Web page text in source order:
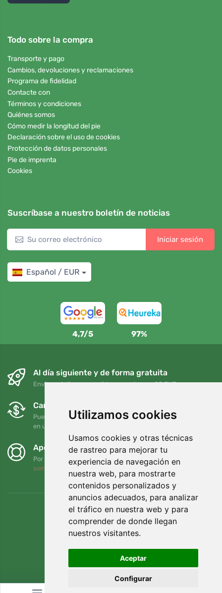
Utilizamos cookies
Usamos cookies y otras técnicas
de rastreo para mejorar tu
experiencia de navegación en
nuestra web, para mostrarte
contenidos personalizados y
anuncios adecuados, para analizar
el tráfico en nuestra web y para
comprender de donde llegan
nuestros visitantes.
Aceptar
Configurar
Todo sobre la compra
Transporte y pago
Cambios, devoluciones y reclamaciones
Programa de fidelidad
Contacte con
Términos y condiciones
Quiénes somos
Cómo medir la longitud del pie
Declaración sobre el uso de cookies
Protección de datos personales
Pie de imprenta
Cookies
Suscríbase a nuestro boletín de noticias
Iniciar sesión
Español / EUR
4,7/5 97%
Al día siguiente y de forma gratuita
Envío gratuito para pedidos superiores a 95 EUR
Cambios y devoluciones gratuitos
Puede devolver o cambiar su pedido en cualquier momento
en un plazo de 90 días
Apoyamos a Trees.org
Por cada pedido plantamos un árbol. Leer más Quiénes
somos